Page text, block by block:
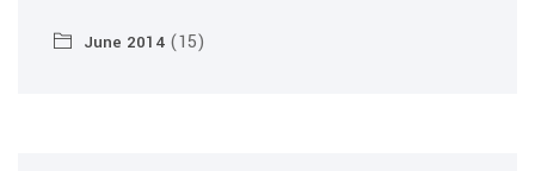
June 2014 (15)